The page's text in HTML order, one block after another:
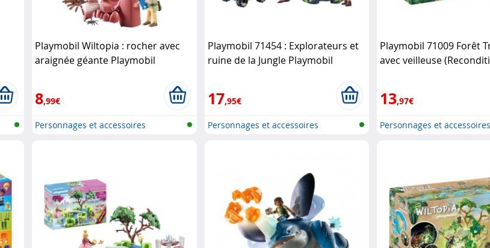
Playmobil Wiltopia : rocher avec
araignée géante Playmobil
8,99€
Personnages et accessoires
Playmobil 71454 : Explorateurs et
ruine de la Jungle Playmobil
17,95€
Personnages et accessoires
Playmobil 71009 Forêt
avec veilleuse
13,97€
Personnages et